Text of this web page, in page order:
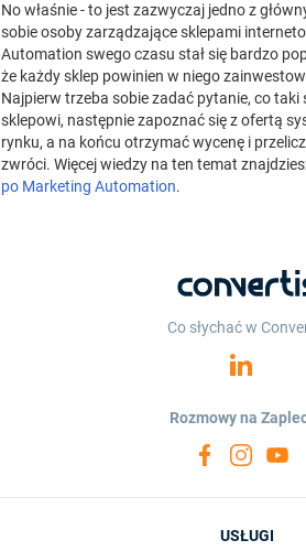
No właśnie - to jest zazwyczaj jedno z
sobie osoby zarządzające sklepami
Automation swego czasu stał się bardzo
że każdy sklep powinien w niego
Najpierw trzeba sobie zadać pytanie, co taki
sklepowi, następnie zapoznać się z ofertą
rynku, a na końcu otrzymać wycenę i
zwróci. Więcej wiedzy na ten temat
po Marketing Automation.
Co słychać w
Rozmowy na
USŁUGI